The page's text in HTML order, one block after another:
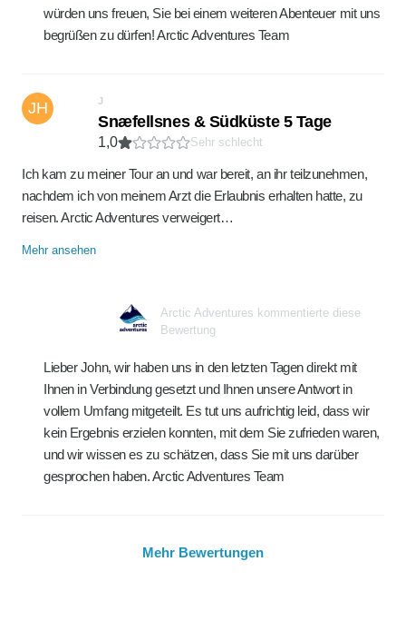
würden uns freuen, Sie bei einem weiteren Abenteuer mit uns
begrüßen zu dürfen! Arctic Adventures Team
JH J
Snæfellsnes & Südküste 5 Tage
1,0 Sehr schlecht
Ich kam zu meiner Tour an und war bereit, an ihr teilzunehmen,
nachdem ich von meinem Arzt die Erlaubnis erhalten hatte, zu
reisen. Arctic Adventures verweigert…
Mehr ansehen
Arctic Adventures kommentierte diese
Bewertung
Lieber John, wir haben uns in den letzten Tagen direkt mit
Ihnen in Verbindung gesetzt und Ihnen unsere Antwort in
vollem Umfang mitgeteilt. Es tut uns aufrichtig leid, dass wir
kein Ergebnis erzielen konnten, mit dem Sie zufrieden waren,
und wir wissen es zu schätzen, dass Sie mit uns darüber
gesprochen haben. Arctic Adventures Team
Mehr Bewertungen